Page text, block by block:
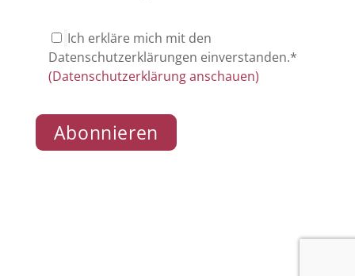
Ich erkläre mich mit den
Datenschutzerklärungen einverstanden.*
(Datenschutzerklärung anschauen)